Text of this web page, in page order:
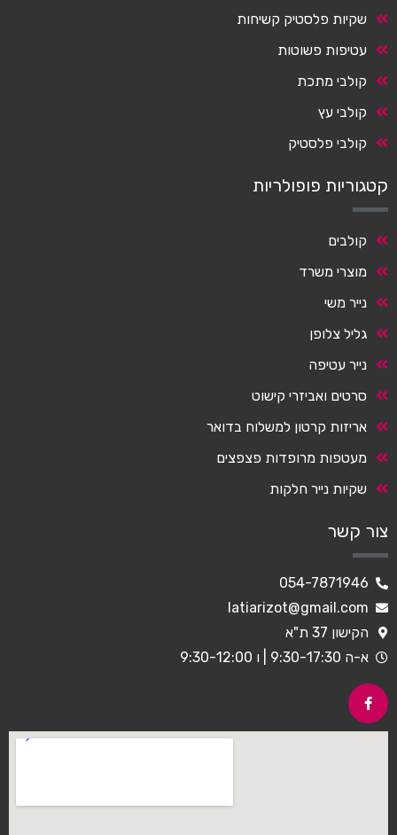
שקיות פלסטיק קשיחות
עטיפות פשוטות
קולבי מתכת
קולבי עץ
קולבי פלסטיק
קטגוריות פופולריות
קולבים
מוצרי משרד
נייר משי
גליל צלופן
נייר עטיפה
סרטים ואביזרי קישוט
אריזות קרטון למשלוח בדואר
מעטפות מרופדות פצפצים
שקיות נייר חלקות
צור קשר
054-7871946
latiarizot@gmail.com
הקישון 37 ת"א
א-ה 9:30-17:30 | ו 9:30-12:00